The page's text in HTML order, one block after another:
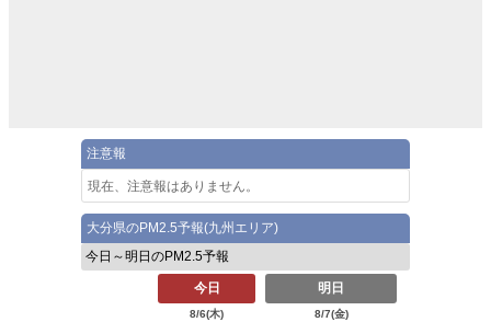
注意報
現在、注意報はありません。
大分県のPM2.5予報(九州エリア)
今日～明日のPM2.5予報
今日
8/6(木)
明日
8/7(金)